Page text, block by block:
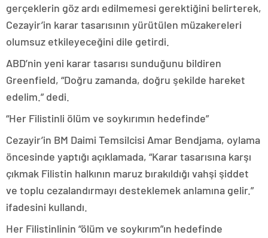
gerçeklerin göz ardı edilmemesi gerektiğini belirterek,
Cezayir’in karar tasarısının yürütülen müzakereleri
olumsuz etkileyeceğini dile getirdi.
ABD’nin yeni karar tasarısı sunduğunu bildiren
Greenfield, “Doğru zamanda, doğru şekilde hareket
edelim.” dedi.
“Her Filistinli ölüm ve soykırımın hedefinde”
Cezayir’in BM Daimi Temsilcisi Amar Bendjama, oylama
öncesinde yaptığı açıklamada, “Karar tasarısına karşı
çıkmak Filistin halkının maruz bırakıldığı vahşi şiddet
ve toplu cezalandırmayı desteklemek anlamına gelir.”
ifadesini kullandı.
Her Filistinlinin “ölüm ve soykırım”ın hedefinde